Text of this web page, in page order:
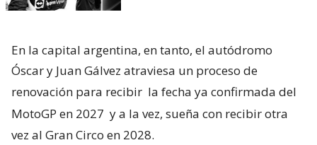
En la capital argentina, en tanto, el autódromo
Óscar y Juan Gálvez atraviesa un proceso de
renovación para recibir la fecha ya confirmada del
MotoGP en 2027 y a la vez, sueña con recibir otra
vez al Gran Circo en 2028.